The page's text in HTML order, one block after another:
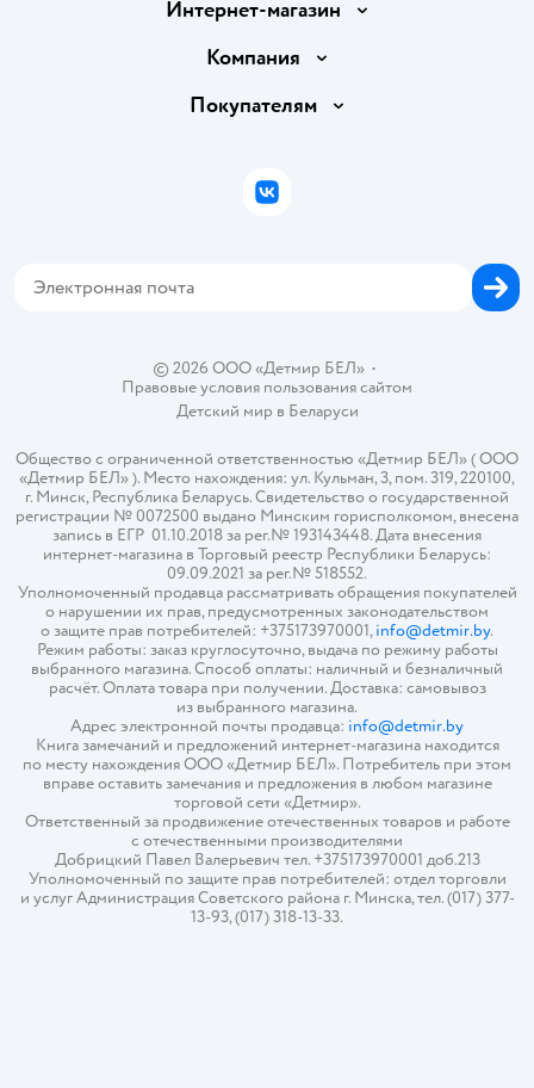
Интернет-магазин
Доставка и оплата
Правила продажи
Политика использования файлов cookie
Компания
Вакансии
Покупателям
Бонусные карты
© 2026 ООО «Детмир БЕЛ»•
Правовые условия пользования сайтом
Детский мир в Беларуси
Общество с ограниченной ответственностью «Детмир БЕЛ» ( ООО
«Детмир БЕЛ» ). Место нахождения: ул. Кульман, 3, пом. 319, 220100,
г. Минск, Республика Беларусь. Свидетельство о государственной
регистрации № 0072500 выдано Минским горисполкомом, внесена
запись в ЕГР 01.10.2018 за рег.№ 193143448. Дата внесения
интернет-магазина в Торговый реестр Республики Беларусь:
09.09.2021 за рег.№ 518552.
Уполномоченный продавца рассматривать обращения покупателей
о нарушении их прав, предусмотренных законодательством
о защите прав потребителей: +375173970001,info@detmir.by.
Режим работы: заказ круглосуточно, выдача по режиму работы
выбранного магазина. Способ оплаты: наличный и безналичный
расчёт. Оплата товара при получении. Доставка: самовывоз
из выбранного магазина.
Адрес электронной почты продавца: info@detmir.by
Книга замечаний и предложений интернет-магазина находится
по месту нахождения ООО «Детмир БЕЛ». Потребитель при этом
вправе оставить замечания и предложения в любом магазине
торговой сети «Детмир».
Ответственный за продвижение отечественных товаров и работе
с отечественными производителями
Добрицкий Павел Валерьевич тел. +375173970001 доб.213
Уполномоченный по защите прав потребителей: отдел торговли
и услуг Администрация Советского района г. Минска, тел. (017) 377-
13-93, (017) 318-13-33.
ВКонтакте